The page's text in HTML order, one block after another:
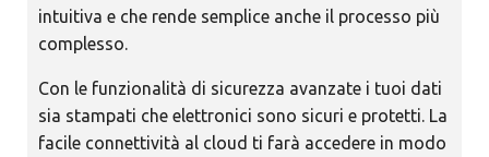
intuitiva e che rende semplice anche il processo più
complesso.
Con le funzionalità di sicurezza avanzate i tuoi dati
sia stampati che elettronici sono sicuri e protetti. La
facile connettività al cloud ti farà accedere in modo